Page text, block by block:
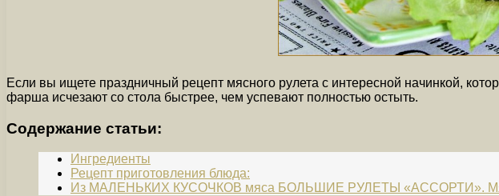
Если вы ищете праздничный рецепт мясного рулета с интересной начинкой,
фарша исчезают со стола быстрее, чем успевают полностью остыть.
Содержание статьи:
Ингредиенты
Рецепт приготовления блюда:
Из МАЛЕНЬКИХ КУСОЧКОВ мяса БОЛЬШИЕ РУЛЕТЫ «АССОРТИ».